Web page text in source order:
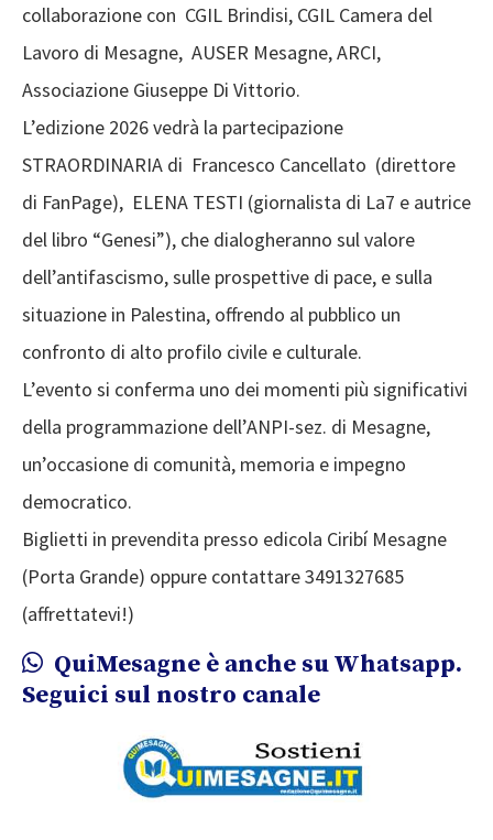
collaborazione con CGIL Brindisi, CGIL Camera del
Lavoro di Mesagne, AUSER Mesagne, ARCI,
Associazione Giuseppe Di Vittorio.
L’edizione 2026 vedrà la partecipazione
STRAORDINARIA di Francesco Cancellato (direttore
di FanPage), ELENA TESTI (giornalista di La7 e autrice
del libro “Genesi”), che dialogheranno sul valore
dell’antifascismo, sulle prospettive di pace, e sulla
situazione in Palestina, offrendo al pubblico un
confronto di alto profilo civile e culturale.
L’evento si conferma uno dei momenti più significativi
della programmazione dell’ANPI-sez. di Mesagne,
un’occasione di comunità, memoria e impegno
democratico.
Biglietti in prevendita presso edicola Ciribí Mesagne
(Porta Grande) oppure contattare 3491327685
(affrettatevi!)
QuiMesagne è anche su Whatsapp.
Seguici sul nostro canale